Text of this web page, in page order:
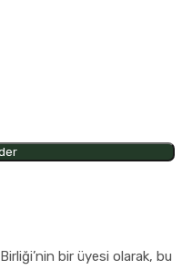
bir üyesi olarak, bu